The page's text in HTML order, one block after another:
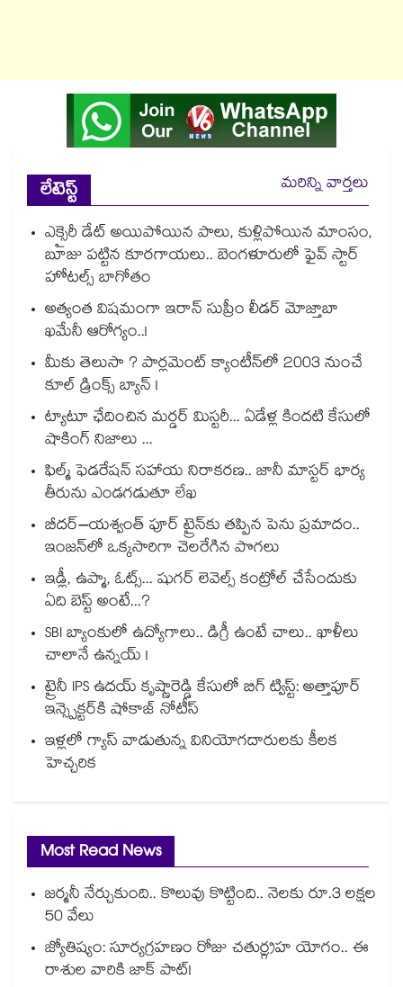
లేటెస్ట్
మరిన్ని వార్తలు
ఎక్సైరీ డేట్ అయిపోయిన పాలు, కుళ్లిపోయిన మాంసం,
బూజు పట్టిన కూరగాయలు.. బెంగళూరులో ఫైవ్ స్టార్
హోటల్స్ బాగోతం
అత్యంత విషమంగా ఇరాన్ సుప్రీం లీడర్ మోజ్తాబా
ఖమేనీ ఆరోగ్యం..!
మీకు తెలుసా ? పార్లమెంట్ క్యాంటీన్⁪లో 2003 నుంచే
కూల్ డ్రింక్స్ బ్యాన్ !
ట్యాటూ ఛేదించిన మర్డర్ మిస్టరీ... ఏడేళ్ల కిందటి కేసులో
షాకింగ్ నిజాలు ...
ఫిల్మ్ ఫెడరేషన్ సహాయ నిరాకరణ.. జానీ మాస్టర్ భార్య
తీరును ఎండగడుతూ లేఖ
బీదర్–యశ్వంత్ పూర్ ట్రైన్‎కు తప్పిన పెను ప్రమాదం..
ఇంజన్‎లో ఒక్కసారిగా చెలరేగిన పొగలు
ఇడ్లీ, ఉప్మా, ఓట్స్... షుగర్ లెవెల్స్ కంట్రోల్ చేసేందుకు
ఏది బెస్ట్ అంటే...?
SBI బ్యాంకులో ఉద్యోగాలు.. డిగ్రీ ఉంటే చాలు.. ఖాళీలు
చాలానే ఉన్నయ్ !
ట్రైనీ IPS ఉదయ్ కృష్ణారెడ్డి కేసులో బిగ్ ట్విస్ట్: అత్తాపూర్
ఇన్స్పెక్టర్‎కి షోకాజ్ నోటీస్
ఇళ్లలో గ్యాస్ వాడుతున్న వినియోగదారులకు కీలక
హెచ్చరిక
Most Read News
జర్మనీ నేర్చుకుంది.. కొలువు కొట్టింది.. నెలకు రూ.3 లక్షల
50 వేలు
జ్యోతిష్యం: సూర్యగ్రహణం రోజు చతుర్గ్రహ యోగం.. ఈ
రాశుల వారికి జాక్ పాట్!